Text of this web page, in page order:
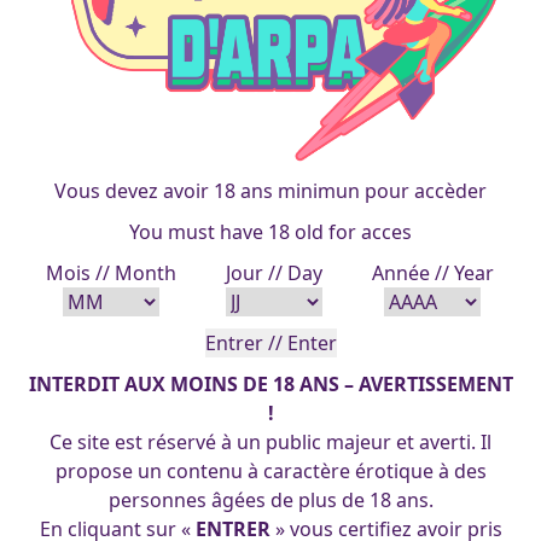
Vous devez avoir 18 ans minimun pour accèder
You must have 18 old for acces
Mois // Month
Jour // Day Année // Year
INTERDIT AUX MOINS DE 18 ANS – AVERTISSEMENT
!
Ce site est réservé à un public majeur et averti. Il
propose un contenu à caractère érotique à des
personnes âgées de plus de 18 ans.
En cliquant sur « ENTRER» vous certifiez avoir pris
Riot bourkar
francois|28 décembre 2018